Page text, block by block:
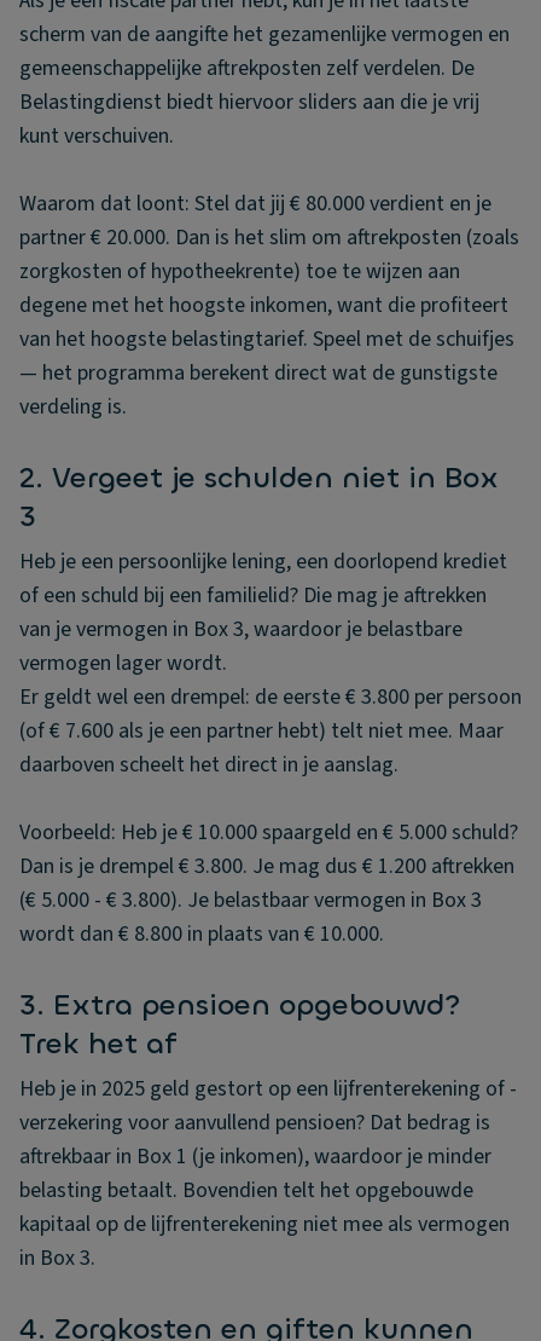
scherm van de aangifte het gezamenlijke vermogen en
gemeenschappelijke aftrekposten zelf verdelen. De
Belastingdienst biedt hiervoor sliders aan die je vrij
kunt verschuiven.
Waarom dat loont: Stel dat jij € 80.000 verdient en je
partner € 20.000. Dan is het slim om aftrekposten (zoals
zorgkosten of hypotheekrente) toe te wijzen aan
degene met het hoogste inkomen, want die profiteert
van het hoogste belastingtarief. Speel met de schuifjes
— het programma berekent direct wat de gunstigste
verdeling is.
2. Vergeet je schulden niet in Box
3
Heb je een persoonlijke lening, een doorlopend krediet
of een schuld bij een familielid? Die mag je aftrekken
van je vermogen in Box 3, waardoor je belastbare
vermogen lager wordt.
Er geldt wel een drempel: de eerste € 3.800 per persoon
(of € 7.600 als je een partner hebt) telt niet mee. Maar
daarboven scheelt het direct in je aanslag.
Voorbeeld: Heb je € 10.000 spaargeld en € 5.000 schuld?
Dan is je drempel € 3.800. Je mag dus € 1.200 aftrekken
(€ 5.000 - € 3.800). Je belastbaar vermogen in Box 3
wordt dan € 8.800 in plaats van € 10.000.
3. Extra pensioen opgebouwd?
Trek het af
Heb je in 2025 geld gestort op een lijfrenterekening of -
verzekering voor aanvullend pensioen? Dat bedrag is
aftrekbaar in Box 1 (je inkomen), waardoor je minder
belasting betaalt. Bovendien telt het opgebouwde
kapitaal op de lijfrenterekening niet mee als vermogen
in Box 3.
4. Zorgkosten en giften kunnen